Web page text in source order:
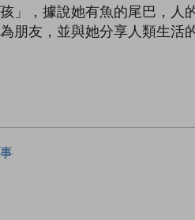
」，據說她有魚的尾巴，
朋友，並與她分享人類生